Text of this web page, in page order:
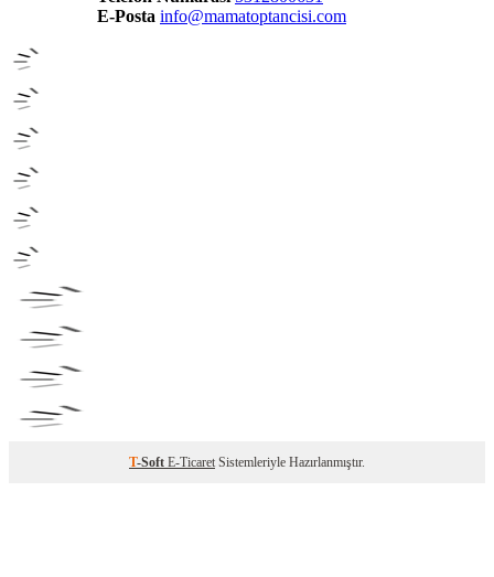
E-Posta info@mamatoptancisi.com
T-Soft E-Ticaret Sistemleriyle Hazırlanmıştır.